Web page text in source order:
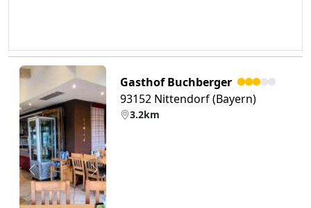
Zurück Weiter
Gasthof Buchberger
93152 Nittendorf (Bayern)
3.2km